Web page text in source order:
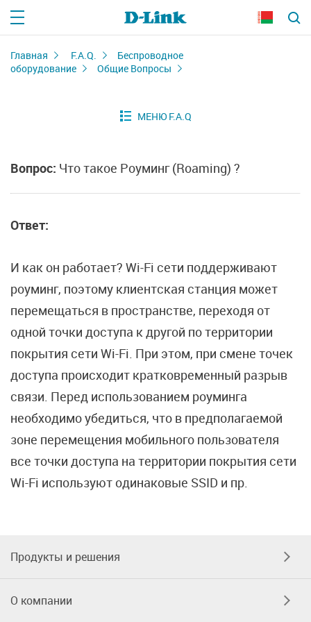
Главная F.A.Q.
Беспроводное
оборудование
Общие Вопросы
Вопрос: Что такое Роуминг (Roaming) ?
Ответ:
И как он работает? Wi-Fi сети поддерживают
роуминг, поэтому клиентская станция может
перемещаться в пространстве, переходя от
одной точки доступа к другой по территории
покрытия сети Wi-Fi. При этом, при смене точек
доступа происходит кратковременный разрыв
связи. Перед использованием роуминга
необходимо убедиться, что в предполагаемой
зоне перемещения мобильного пользователя
все точки доступа на территории покрытия сети
Wi-Fi используют одинаковые SSID и пр.
Продукты и решения
О компании